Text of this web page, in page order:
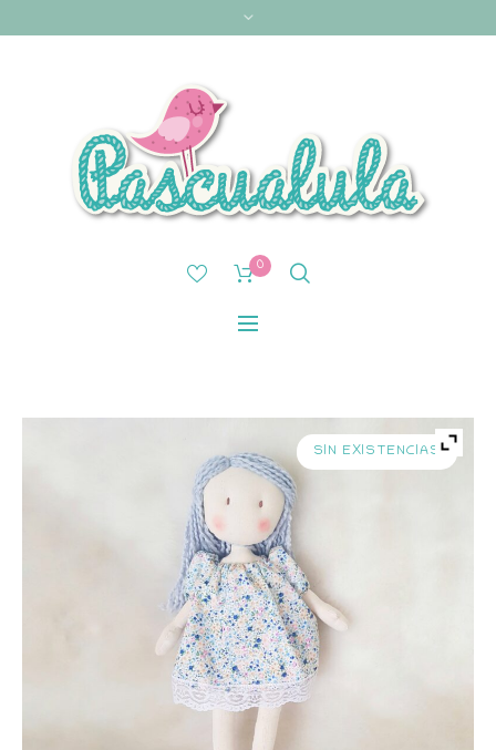
0
SIN EXISTENCIAS